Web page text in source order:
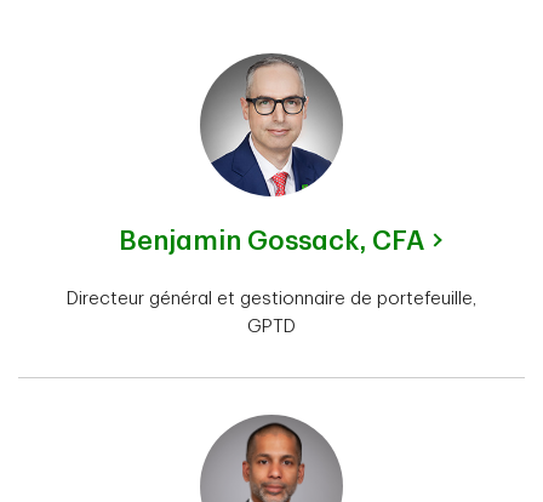
Benjamin Gossack, CFA
Directeur général et gestionnaire de portefeuille,
GPTD